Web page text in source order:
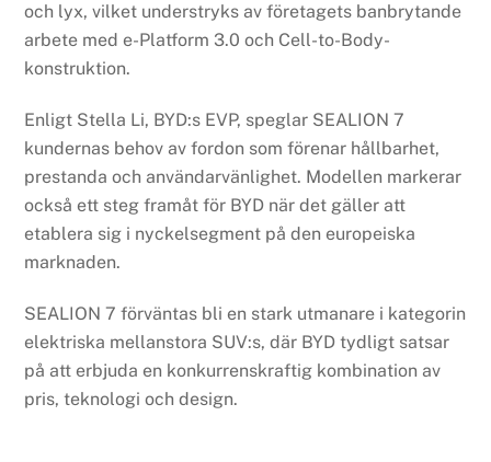
och lyx, vilket understryks av företagets banbrytande
arbete med e-Platform 3.0 och Cell-to-Body-
konstruktion.
Enligt Stella Li, BYD:s EVP, speglar SEALION 7
kundernas behov av fordon som förenar hållbarhet,
prestanda och användarvänlighet. Modellen markerar
också ett steg framåt för BYD när det gäller att
etablera sig i nyckelsegment på den europeiska
marknaden.
SEALION 7 förväntas bli en stark utmanare i kategorin
elektriska mellanstora SUV:s, där BYD tydligt satsar
på att erbjuda en konkurrenskraftig kombination av
pris, teknologi och design.